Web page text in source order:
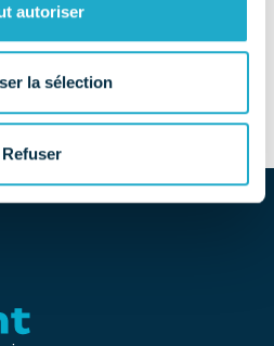
autoriser
la sélection
Refuser